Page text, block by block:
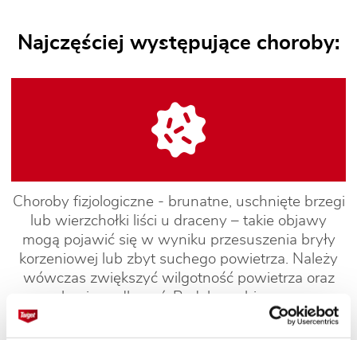
Najczęściej występujące choroby:
Choroby fizjologiczne - brunatne, uschnięte brzegi
lub wierzchołki liści u draceny – takie objawy
mogą pojawić się w wyniku przesuszenia bryły
korzeniowej lub zbyt suchego powietrza. Należy
wówczas zwiększyć wilgotność powietrza oraz
regularnie podlewać. Podobne objawy mogą
powodować również przelanie lub przenawożenie
roślin. Należy zastosować preparat Superplon K.